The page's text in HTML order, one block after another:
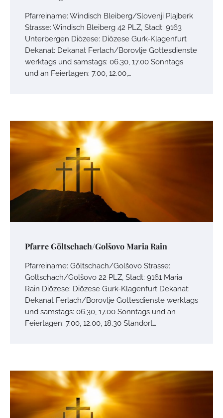
Pfarreiname: Windisch Bleiberg/Slovenji Plajberk
Strasse: Windisch Bleiberg 42 PLZ, Stadt: 9163
Unterbergen Diözese: Diözese Gurk-Klagenfurt
Dekanat: Dekanat Ferlach/Borovlje Gottesdienste
werktags und samstags: 06.30, 17.00 Sonntags
und an Feiertagen: 7.00, 12.00,…
Pfarre Göltschach/Golšovo Maria Rain
Pfarreiname: Göltschach/Golšovo Strasse:
Göltschach/Golšovo 22 PLZ, Stadt: 9161 Maria
Rain Diözese: Diözese Gurk-Klagenfurt Dekanat:
Dekanat Ferlach/Borovlje Gottesdienste werktags
und samstags: 06.30, 17.00 Sonntags und an
Feiertagen: 7.00, 12.00, 18.30 Standort…